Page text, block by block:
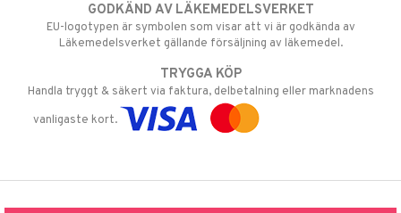
GODKÄND AV LÄKEMEDELSVERKET
EU-logotypen är symbolen som visar att vi är godkända av
Läkemedelsverket gällande försäljning av läkemedel.
TRYGGA KÖP
Handla tryggt & säkert via faktura, delbetalning eller marknadens
vanligaste kort.